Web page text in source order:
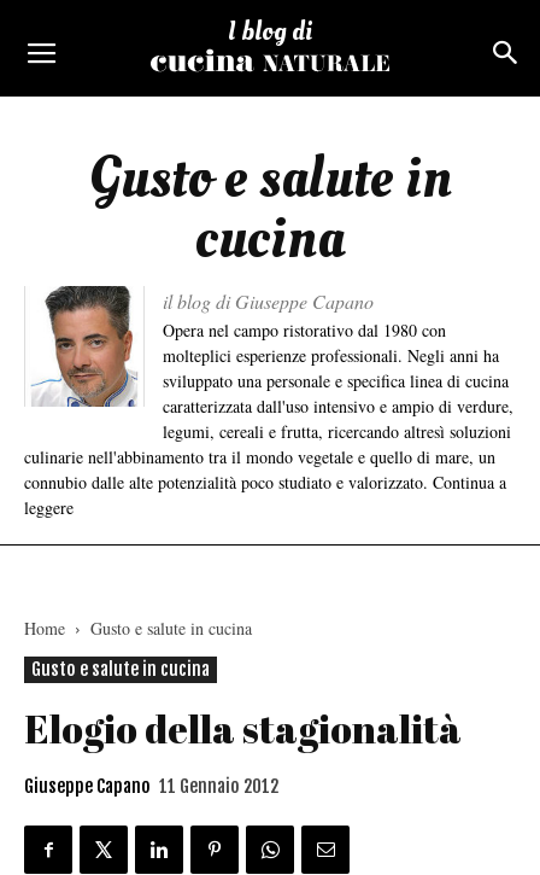
I blog di
Gusto e salute in
cucina
il blog di Giuseppe Capano
Opera nel campo ristorativo dal 1980 con
molteplici esperienze professionali. Negli anni ha
sviluppato una personale e specifica linea di cucina
caratterizzata dall'uso intensivo e ampio di verdure,
legumi, cereali e frutta, ricercando altresì soluzioni
culinarie nell'abbinamento tra il mondo vegetale e quello di mare, un
connubio dalle alte potenzialità poco studiato e valorizzato. Continua a
leggere
Home
Gusto e salute in cucina
Gusto e salute in cucina
Elogio della stagionalità
Giuseppe Capano 11 Gennaio 2012